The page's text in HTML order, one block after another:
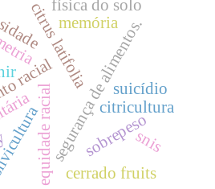
equidade racial
racialsegurança de alimentos.
citrus latifolia
citricultura
sobrepeso
física do solo
cerrado fruits
snis
memória
suicídio